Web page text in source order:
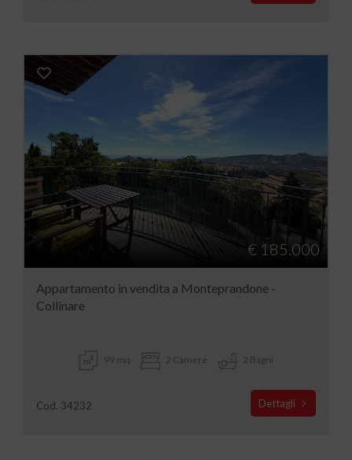
€ 185.000
Appartamento in vendita a Monteprandone -
Collinare
99 mq 2 Camere 2 Bagni
Cod. 34232 Dettagli